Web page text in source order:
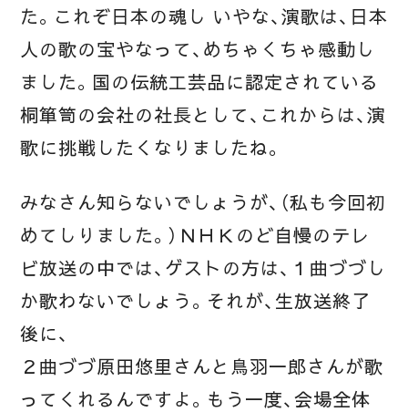
た。これぞ日本の魂し いやな、演歌は、日本
人の歌の宝やなって、めちゃくちゃ感動し
ました。国の伝統工芸品に認定されている
桐箪笥の会社の社長として、これからは、演
歌に挑戦したくなりましたね。
みなさん知らないでしょうが、（私も今回初
めてしりました。）ＮＨＫのど自慢のテレ
ビ放送の中では、ゲストの方は、１曲づづし
か歌わないでしょう。それが、生放送終了
後に、
２曲づづ原田悠里さんと鳥羽一郎さんが歌
ってくれるんですよ。もう一度、会場全体